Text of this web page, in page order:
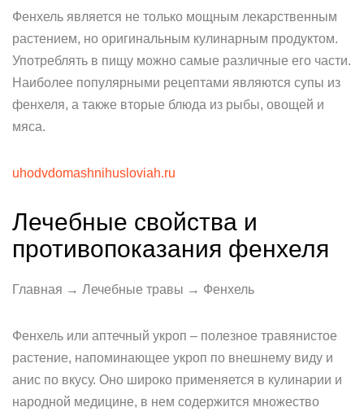
Фенхель является не только мощным лекарственным
растением, но оригинальным кулинарным продуктом.
Употреблять в пищу можно самые различные его части.
Наиболее популярными рецептами являются супы из
фенхеля, а также вторые блюда из рыбы, овощей и
мяса.
uhodvdomashnihusloviah.ru
Лечебные свойства и
противопоказания фенхеля
Главная → Лечебные травы → Фенхель
Фенхель или аптечный укроп – полезное травянистое
растение, напоминающее укроп по внешнему виду и
анис по вкусу. Оно широко применяется в кулинарии и
народной медицине, в нем содержится множество